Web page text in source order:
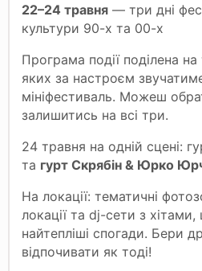
22–24 травня — три дні
культури 90-х та 00-х
Програма події поділена
яких за настроєм
мініфестиваль. Можеш
залишитись на всі три.
24 травня на одній сцені:
та гурт Скрябін & Юрко
На локації: тематичні
локації та dj-сети з
найтепліші спогади. Бери
відпочивати як тоді!